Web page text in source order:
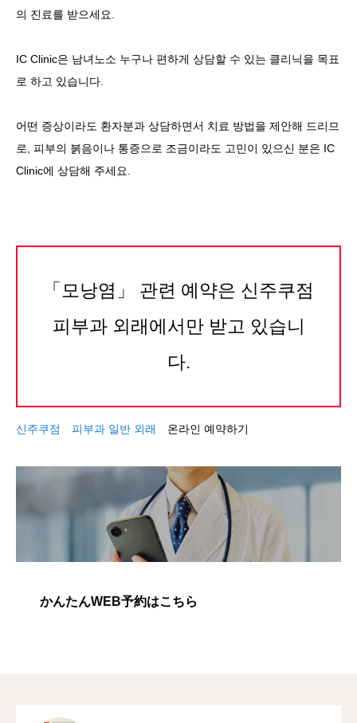
의 진료를 받으세요.
IC Clinic은 남녀노소 누구나 편하게 상담할 수 있는 클리닉을 목표
로 하고 있습니다.
어떤 증상이라도 환자분과 상담하면서 치료 방법을 제안해 드리므
로, 피부의 붉음이나 통증으로 조금이라도 고민이 있으신 분은 IC
Clinic에 상담해 주세요.
「모낭염」 관련 예약은 신주쿠점
피부과 외래에서만 받고 있습니
다.
신주쿠점 피부과 일반 외래 온라인 예약하기
かんたんWEB予約はこちら